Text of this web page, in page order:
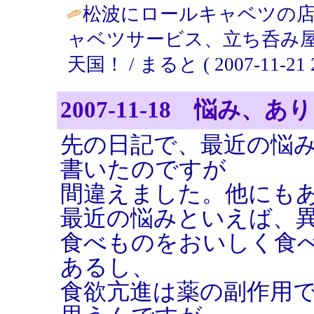
松波にロールキャベツの
ャベツサービス、立ち呑み
天国！ / まると ( 2007-11-21
2007-11-18 悩み、あ
先の日記で、最近の悩
書いたのですが
間違えました。他にも
最近の悩みといえば、
食べものをおいしく食
あるし、
食欲亢進は薬の副作用